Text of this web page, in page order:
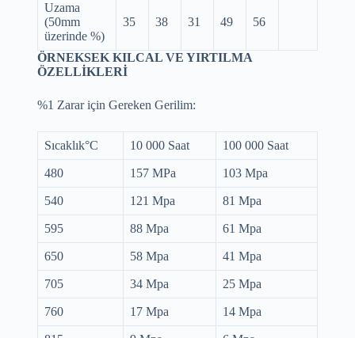
Uzama
(50mm
üzerinde %)
35 38 31 49 56
ÖRNEKSEK KILCAL VE YIRTILMA
ÖZELLİKLERİ
%1 Zarar için Gereken Gerilim:
Sıcaklık°C 10 000 Saat 100 000 Saat
480 157 MPa 103 Mpa
540 121 Mpa 81 Mpa
595 88 Mpa 61 Mpa
650 58 Mpa 41 Mpa
705 34 Mpa 25 Mpa
760 17 Mpa 14 Mpa